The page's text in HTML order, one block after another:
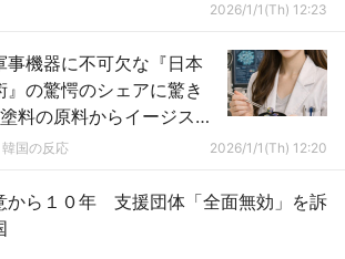
2026/1/1(Th) 12:23
事機器に不可欠な『日本
の驚愕のシェアに驚き
料の原料からイージス艦
産？
国の反応 2026/1/1(Th) 12:20
から１０年 支援団体「全面無効」を訴